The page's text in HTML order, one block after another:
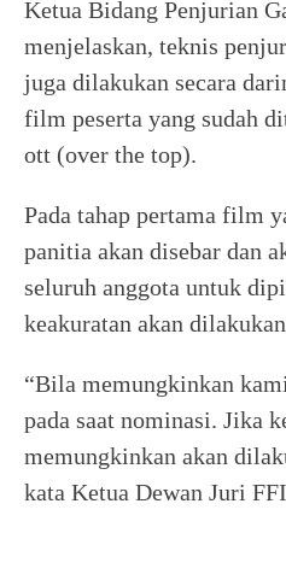
Ketua Bidang Penjurian
menjelaskan, teknis
juga dilakukan secara
film peserta yang sudah
ott (over the top).
Pada tahap pertama film
panitia akan disebar dan
seluruh anggota untuk
keakuratan akan
“Bila memungkinkan
pada saat nominasi. Jika
memungkinkan akan
kata Ketua Dewan Juri